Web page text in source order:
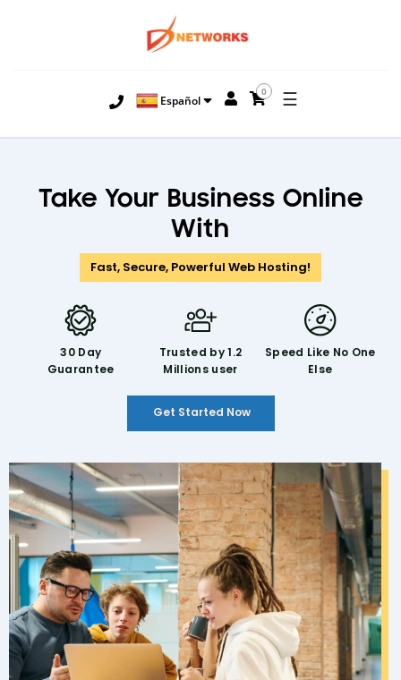
Español
0 ☰
Take Your Business Online
With
Fast, Secure, Powerful Web Hosting!
30 Day
Guarantee
Trusted by 1.2
Millions user
Speed Like No One
Else
Get Started Now